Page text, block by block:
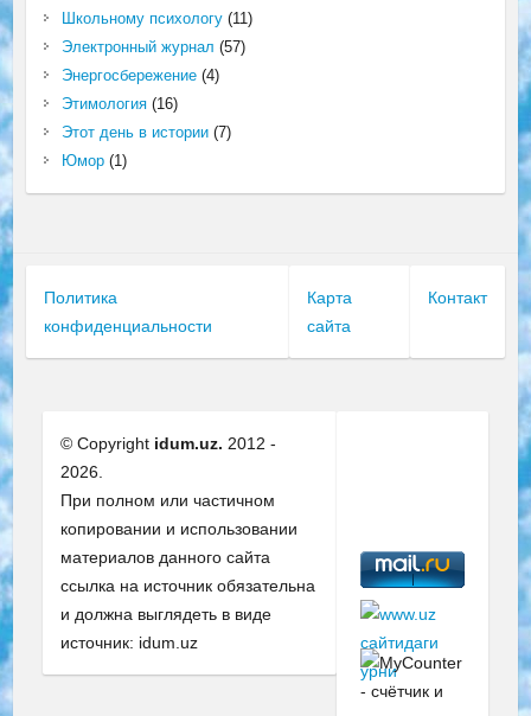
Школьному психологу(11)
Электронный журнал (57)
Энергосбережение(4)
Этимология(16)
Этот день в истории(7)
Юмор(1)
Политика
конфиденциальности
Карта
сайта
Контакт
© Copyright idum.uz. 2012 -
2026.
При полном или частичном
копировании и использовании
материалов данного сайта
ссылка на источник обязательна
и должна выглядеть в виде
источник: idum.uz